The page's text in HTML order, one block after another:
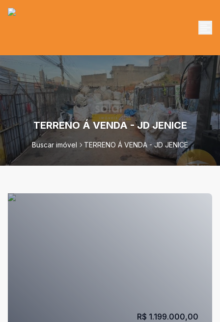
TERRENO Á VENDA - JD JENICE
Buscar imóvel TERRENO Á VENDA - JD JENICE
R$ 1.199.000,00